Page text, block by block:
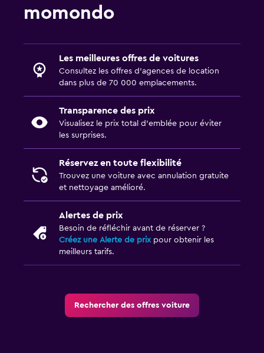
momondo
Les meilleures offres de voitures
Consultez les offres d’agences de location
dans plus de 70 000 emplacements.
Transparence des prix
Visualisez le prix total d’emblée pour éviter
les surprises.
Réservez en toute flexibilité
Trouvez une voiture avec annulation gratuite
et nettoyage amélioré.
Alertes de prix
Besoin de réfléchir avant de réserver ?
Créez une Alerte de prixpour obtenir les
meilleurs tarifs.
Rechercher des offres voiture